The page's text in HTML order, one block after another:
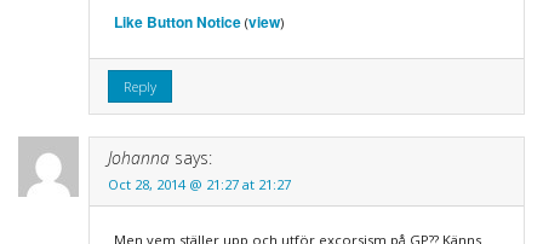
Like Button Notice(view)
Reply
Johanna says:
Oct 28, 2014 @ 21:27 at 21:27
Men vem ställer upp och utför excorsism på GP?? Känns